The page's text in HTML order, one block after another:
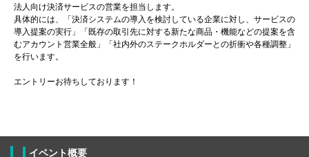
法人向け決済サービスの営業を担当します。
具体的には、「決済システムの導入を検討している企業に対し、サービスの
導入提案の実行」「既存の取引先に対する新たな商品・機能などの提案を含
むアカウント営業全般」「社内外のステークホルダーとの折衝や各種調整」
を行います。
エントリーお待ちしております！
イベント概要